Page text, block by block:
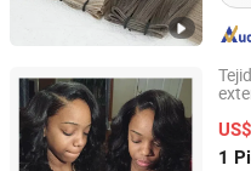
1
Xuchang Kyra Products
Henan, China